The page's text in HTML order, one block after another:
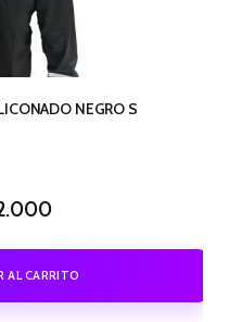
NEGRO S
AL CARRITO